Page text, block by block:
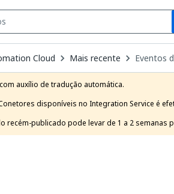
Cloud Mais recente Eventos
auxílio de tradução automática.
disponíveis no Integration Service é
recém-publicado pode levar de 1 a 2 semanas